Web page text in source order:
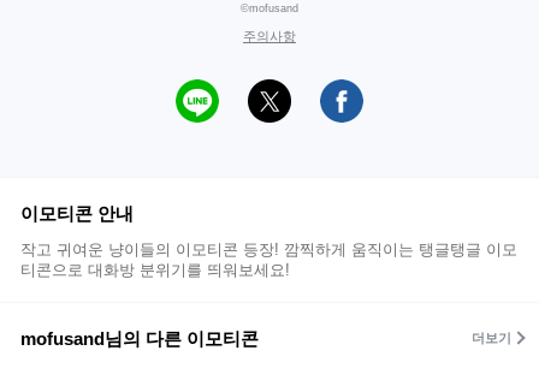
©mofusand
주의사항
이모티콘 안내
작고 귀여운 냥이들의 이모티콘 등장! 깜찍하게 움직이는 탱글탱글 이모
티콘으로 대화방 분위기를 띄워보세요!
mofusand님의 다른 이모티콘 더보기